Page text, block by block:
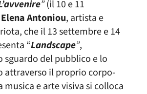
”(il 10 e 11
Elena Antoniou, artista e
che il 13 settembre e 14
“Landscape”,
sguardo del pubblico e lo
attraverso il proprio corpo-
musica e arte visiva si colloca